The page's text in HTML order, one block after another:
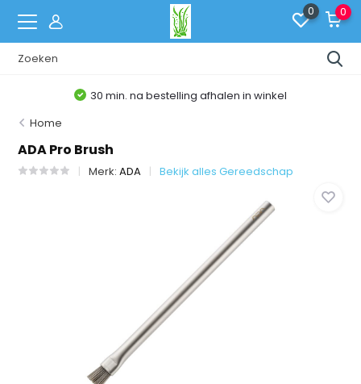
0 0
30 min. na bestelling afhalen in winkel
Home
ADA Pro Brush
Merk:ADA Bekijk alles Gereedschap